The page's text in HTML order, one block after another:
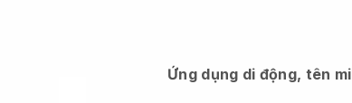
Ứng dụng di động, tên